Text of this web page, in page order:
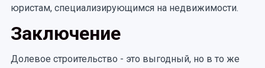
юристам, специализирующимся на недвижимости.
Заключение
Долевое строительство - это выгодный, но в то же